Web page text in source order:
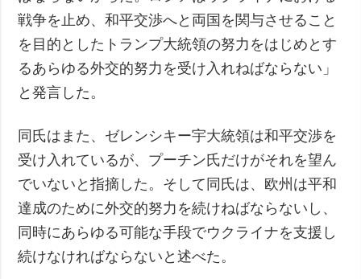
戦争を止め、和平交渉へと両国を関与させること
を目的としたトランプ大統領の努力をはじめとす
るあらゆる外交的努力を受け入れねばならない」
と発言した。
同氏はまた、ゼレンシキー宇大統領は和平交渉を
受け入れているが、プーチン氏だけがそれを望ん
でいないと指摘した。そして同氏は、欧州は平和
達成のために外交的努力を続けねばならないし、
同時にあらゆる可能な手段でウクライナを支援し
続けなければならないと述べた。